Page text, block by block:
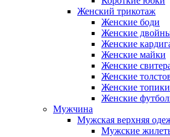
Женский трикотаж
Женские боди
Женские
Женские
Женские майки
Женские
Женские
Женские топики
Женские
Мужчина
Мужская верхняя
Мужские